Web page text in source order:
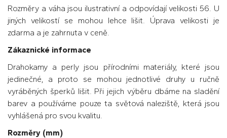
Rozměry a váha jsou ilustrativní a odpovídají velikosti 56. U
jiných velikostí se mohou lehce lišit. Úprava velikosti je
zdarma a je zahrnuta v ceně.
Zákaznické informace
Drahokamy a perly jsou přírodními materiály, které jsou
jedinečné, a proto se mohou jednotlivé druhy u ručně
vyráběných šperků lišit. Při jejich výběru dbáme na sladění
barev a používáme pouze ta světová naleziště, která jsou
vyhlášená pro svou kvalitu.
Rozměry (mm)